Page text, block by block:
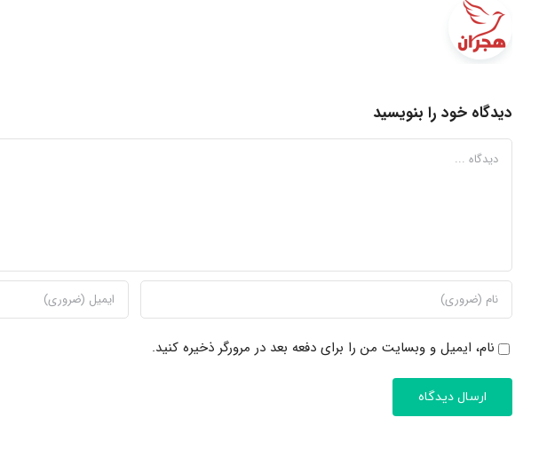
دیدگاه خود را بنویسید
دیدگاه
نام، ایمیل و وبسایت من را برای دفعه بعد در مرورگر ذخیره کنید.